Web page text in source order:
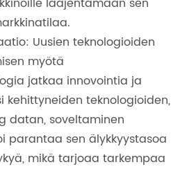
Uusien teknologioiden
myötä
jatkaa innovointia ja
kehittyneiden teknologioiden,
datan, soveltaminen
parantaa sen älykkyystasoa
mikä tarjoaa tarkempaa